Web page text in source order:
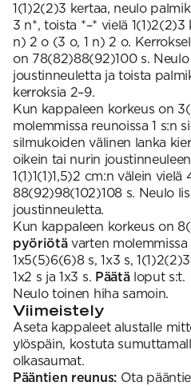
1(1)2(2)3 kertaa, neulo
3 n*, toista *–* vielä
n) 2 o (3 o, 1 n) 2 o.
on 78(82)88(92)100 s.
joustinneuletta ja toista
kerroksia 2–9.
Kun kappaleen korkeus on
molemmissa reunoissa 1 s:n
silmukoiden välinen lanka
oikein tai nurin
1(1)1(1)1,5)2 cm:n välein
88(92)98(102)108 s. Neulo
joustinneuletta.
Kun kappaleen korkeus on
pyöriötävarten molemmissa
1x5(5)6(6)8 s, 1x3 s,
1x2 s ja 1x3 s. Päätä loput s:t.
Neulo toinen hiha samoin.
Viimeistely
Aseta kappaleet alustalle
ylöspäin, kostuta
olkasaumat.
Pääntien reunus: Ota